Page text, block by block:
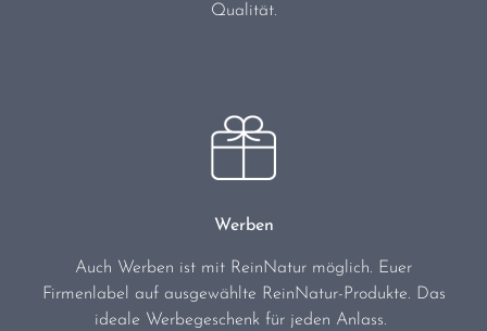
Qualität.
Werben
Auch Werben ist mit ReinNatur möglich. Euer
Firmenlabel auf ausgewählte ReinNatur-Produkte. Das
ideale Werbegeschenk für jeden Anlass.